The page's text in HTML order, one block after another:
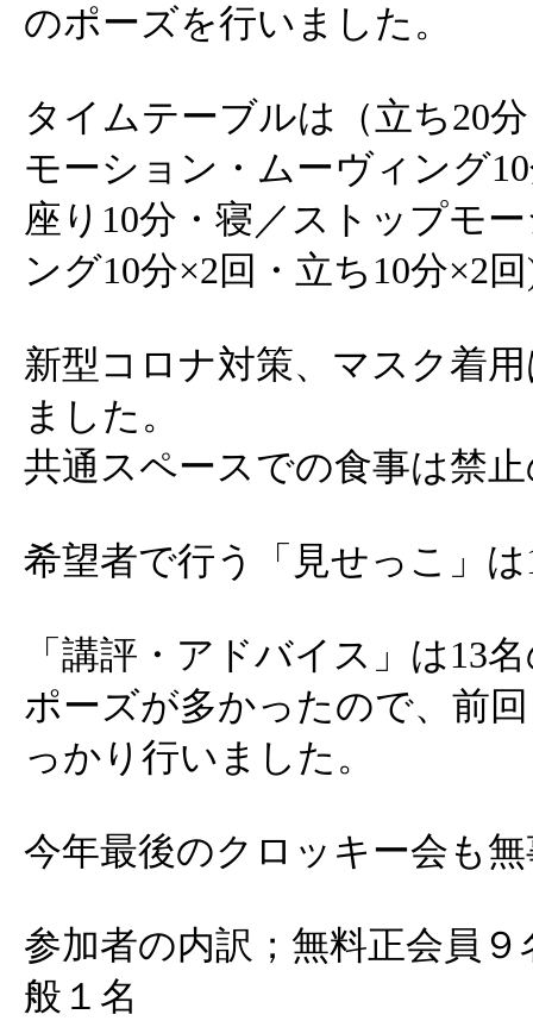
のポーズを行いました。
タイムテーブルは（立ち20
モーション・ムーヴィング
座り10分・寝／ストップモ
ング10分×2回・立ち10分×2
新型コロナ対策、マスク着
ました。
共通スペースでの食事は禁
希望者で行う「見せっこ」
「講評・アドバイス」は13
ポーズが多かったので、前
っかり行いました。
今年最後のクロッキー会も
参加者の内訳；無料正会員
般１名